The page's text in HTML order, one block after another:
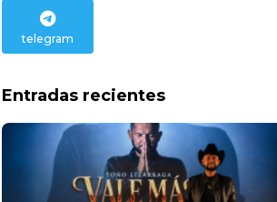
telegram
Entradas recientes